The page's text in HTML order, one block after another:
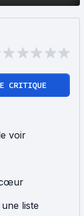
CRITIQUE
voir
liste